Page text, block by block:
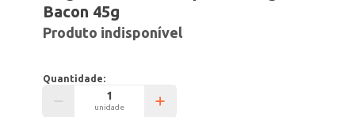
Bacon 45g
Produto indisponível
Quantidade:
unidade